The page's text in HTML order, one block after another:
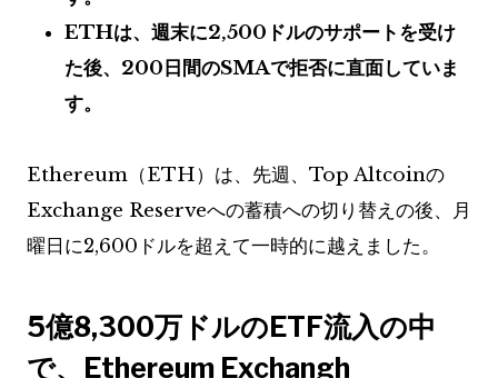
ETHは、週末に2,500ドルのサポートを受け
た後、200日間のSMAで拒否に直面していま
す。
Ethereum（ETH）は、先週、Top Altcoinの
Exchange Reserveへの蓄積への切り替えの後、月
曜日に2,600ドルを超えて一時的に越えました。
5億8,300万ドルのETF流入の中
で、Ethereum Exchangh